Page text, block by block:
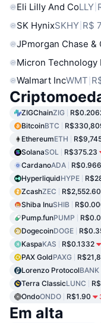
Eli Lilly And CoLLY
SK HynixSKHY R$
JPmorgan Chase &
Micron Technology
Walmart IncWMT
ZIGChainZIG
BitcoinBTC
EthereumETH
SolanaSOL R$375.23
CardanoADA
HyperliquidHYPE
ZcashZEC R$2,552.60
Shiba InuSHIB
Pump.funPUMP
DogecoinDOGE
KaspaKAS R$0.1332
PAX GoldPAXG
Lorenzo ProtocolBANK
Terra ClassicLUNC
OndoONDO R$1.90
Em alta